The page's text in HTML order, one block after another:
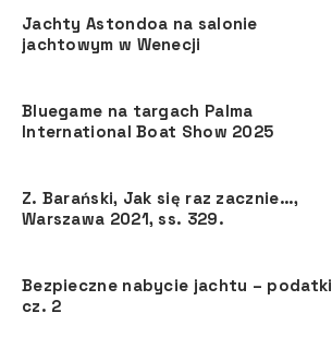
Jachty Astondoa na salonie
jachtowym w Wenecji
Bluegame na targach Palma
International Boat Show 2025
Z. Barański, Jak się raz zacznie…,
Warszawa 2021, ss. 329.
Bezpieczne nabycie jachtu – podatki
cz. 2